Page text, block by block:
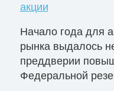
акции
Начало года для
рынка выдалось
преддверии
Федеральной